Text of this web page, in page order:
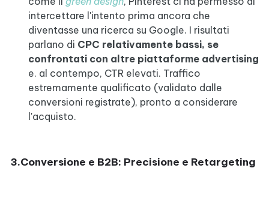
intercettare l'intento prima ancora che
diventasse una ricerca su Google. I risultati
parlano di CPC relativamente bassi, se
confrontati con altre piattaforme advertising
e. al contempo, CTR elevati. Traffico
estremamente qualificato (validato dalle
conversioni registrate), pronto a considerare
l'acquisto.
3.Conversione e B2B: Precisione e Retargeting